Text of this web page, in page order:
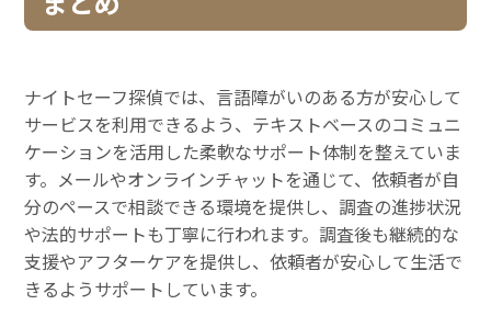
ナイトセーフ探偵では、言語障がいのある方が安心して
サービスを利用できるよう、テキストベースのコミュニ
ケーションを活用した柔軟なサポート体制を整えていま
す。メールやオンラインチャットを通じて、依頼者が自
分のペースで相談できる環境を提供し、調査の進捗状況
や法的サポートも丁寧に行われます。調査後も継続的な
支援やアフターケアを提供し、依頼者が安心して生活で
きるようサポートしています。